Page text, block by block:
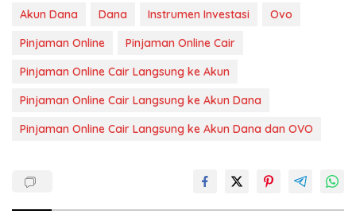
Akun Dana Dana Instrumen Investasi
Ovo
Pinjaman Online
Pinjaman Online Cair
Pinjaman Online Cair Langsung ke Akun
Pinjaman Online Cair Langsung ke Akun Dana
Pinjaman Online Cair Langsung ke Akun Dana dan OVO